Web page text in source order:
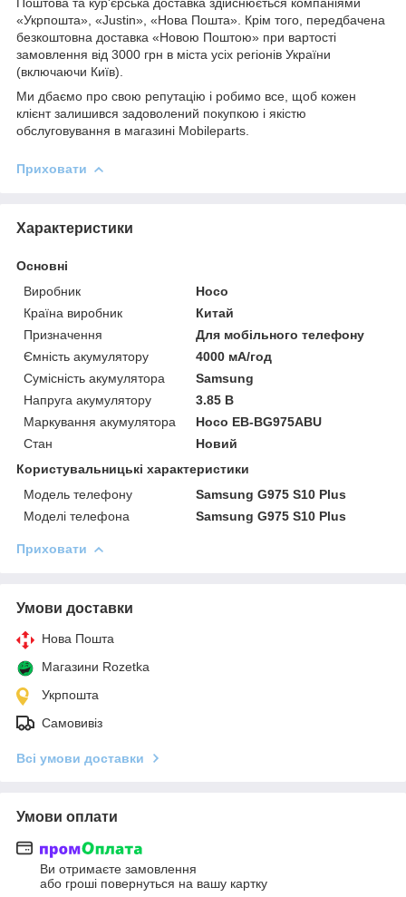
«Укрпошта», «Justin», «Нова Пошта». Крім того, передбачена
безкоштовна доставка «Новою Поштою» при вартості
замовлення від 3000 грн в міста усіх регіонів України
(включаючи Київ).
Ми дбаємо про свою репутацію і робимо все, щоб кожен
клієнт залишився задоволений покупкою і якістю
обслуговування в магазині Mobileparts.
Приховати
Характеристики
Основні
Виробник
Hoco
Країна виробник
Китай
Призначення
Для мобільного телефону
Ємність акумулятору
4000 мА/год
Сумісність акумулятора
Samsung
Напруга акумулятору
3.85 В
Маркування акумулятора
Hoco EB-BG975ABU
Стан
Новий
Користувальницькі характеристики
Модель телефону
Samsung G975 S10 Plus
Моделі телефона
Samsung G975 S10 Plus
Приховати
Умови доставки
Нова Пошта
Магазини Rozetka
Укрпошта
Самовивіз
Всі умови доставки
Умови оплати
Ви отримаєте замовлення
або гроші повернуться на вашу картку